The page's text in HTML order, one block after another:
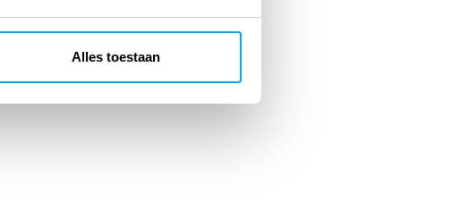
Alles toestaan